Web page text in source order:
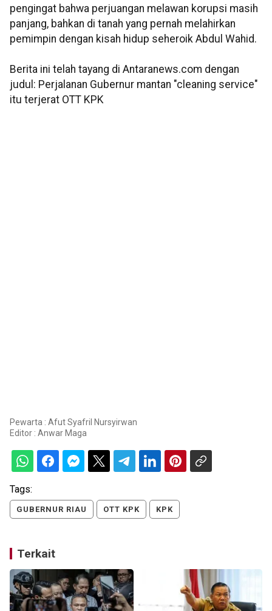
pengingat bahwa perjuangan melawan korupsi masih
panjang, bahkan di tanah yang pernah melahirkan
pemimpin dengan kisah hidup seheroik Abdul Wahid.
Berita ini telah tayang di Antaranews.com dengan
judul: Perjalanan Gubernur mantan "cleaning service"
itu terjerat OTT KPK
Pewarta : Afut Syafril Nursyirwan
Editor : Anwar Maga
Tags:
GUBERNUR RIAU OTT KPK KPK
Terkait